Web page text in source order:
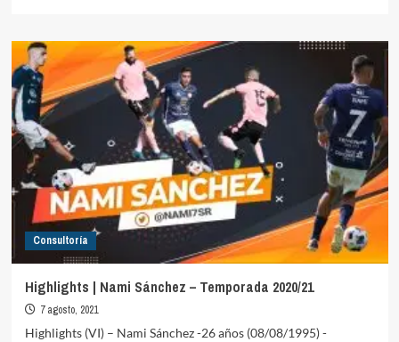
Highlights
|
Alex
Pérez
2020/21
Consultoría
Highlights | Nami Sánchez – Temporada 2020/21
7 agosto, 2021
Highlights (VI) – Nami Sánchez -26 años (08/08/1995) -